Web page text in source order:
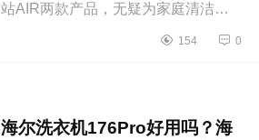
站AIR两款产品，无疑为家庭清洁和
为大家介绍下小天鹅双洗站max好用
154 0
海尔洗衣机176Pro好用吗？海